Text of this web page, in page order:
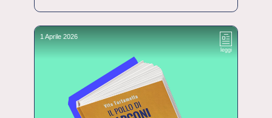
1 Aprile 2026
leggi